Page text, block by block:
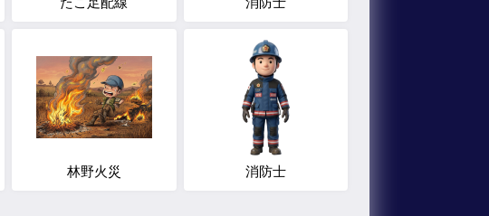
林野火災 消防士